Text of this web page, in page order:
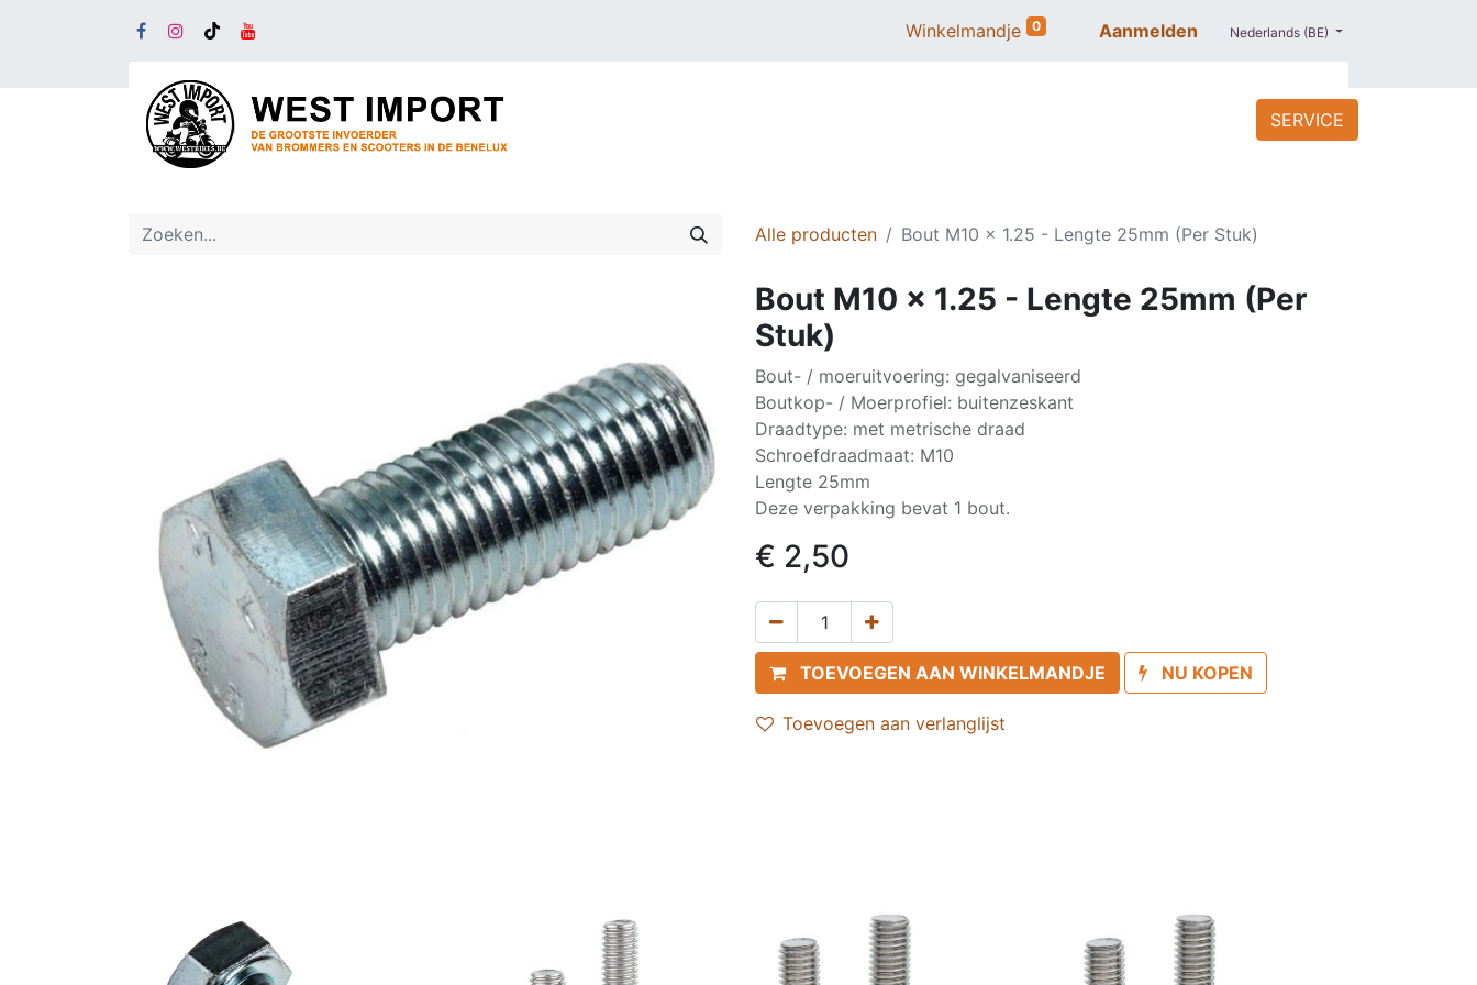
Winkelmandje 0 Aanmelden Nederlands (BE)
PROMO
SERVICE
Alle producten Bout M10 x 1.25 - Lengte 25mm (Per Stuk)
Bout M10 x 1.25 - Lengte 25mm (Per
Stuk)
Bout- / moeruitvoering: gegalvaniseerd
Boutkop- / Moerprofiel: buitenzeskant
Draadtype: met metrische draad
Schroefdraadmaat: M10
Lengte 25mm
Deze verpakking bevat 1 bout.
€ 2,50
TOEVOEGEN AAN WINKELMANDJE NU KOPEN
Toevoegen aan verlanglijst